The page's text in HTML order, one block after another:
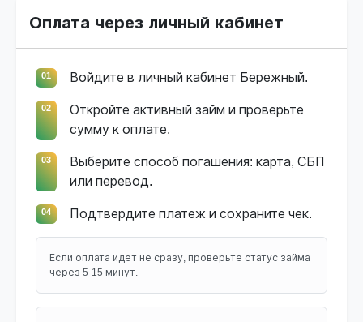
Оплата через личный кабинет
01 Войдите в личный кабинет Бережный.
02
Откройте активный займ и проверьте
сумму к оплате.
03
Выберите способ погашения: карта, СБП
или перевод.
04 Подтвердите платеж и сохраните чек.
Если оплата идет не сразу, проверьте статус займа
через 5-15 минут.